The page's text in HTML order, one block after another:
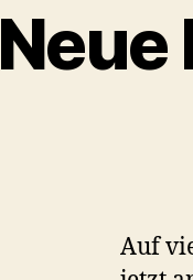
Neue
Auf